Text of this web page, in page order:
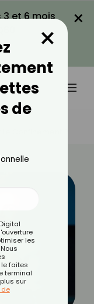
3 et 6 mois
×
Confinement ?
de
×
les
faites
terminal
sur